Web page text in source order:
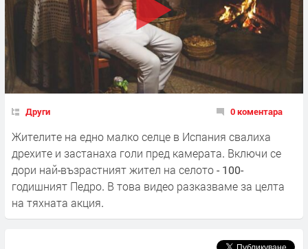
Други 0 коментара
Жителите на едно малко селце в Испания свалиха
дрехите и застанаха голи пред камерата. Включи се
дори най-възрастният жител на селото - 100-
годишният Педро. В това видео разказваме за целта
на тяхната акция.